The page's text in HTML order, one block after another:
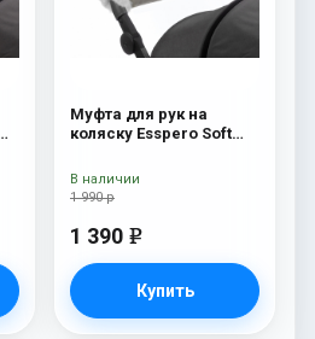
Муфта для рук на
коляску Esspero Soft
1 990 р
1 390 e
Купить
В наличии